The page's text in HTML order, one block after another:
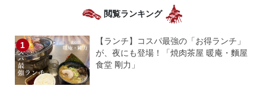
閲覧ランキング
【ランチ】コスパ最強の「お得ランチ」
が、夜にも登場！「焼肉茶屋 暖庵・麵屋
食堂 剛力」